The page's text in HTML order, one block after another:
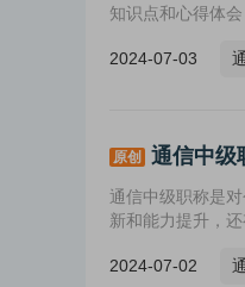
知识点和心得体
2024-07-03
原创 通信中级
通信中级职称是
新和能力提升，
2024-07-02